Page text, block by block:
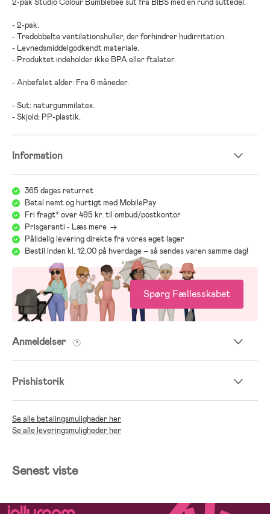
- 2-pak.
- Tredobbelte ventilationshuller, der forhindrer hudirritation.
- Levnedsmiddelgodkendt materiale.
- Produktet indeholder ikke BPA eller ftalater.
- Anbefalet alder: Fra 6 måneder.
- Sut: naturgummilatex.
- Skjold: PP-plastik.
Information
365 dages returret
Betal nemt og hurtigt med MobilePay
Fri fragt* over 495 kr. til ombud/postkontor
Prisgaranti - Læs mere ->
Pålidelig levering direkte fra vores eget lager
Bestil inden kl. 12.00 på hverdage – så sendes varen samme dag!
Spørg Fællesskabet
Anmeldelser
Prishistorik
Se alle betalingsmuligheder her
Se alle leveringsmuligheder her
Senest viste